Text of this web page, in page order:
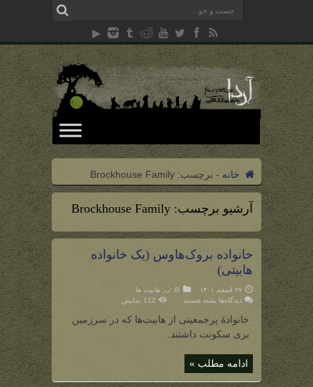
خانه - برچسب: Brockhouse Family
آرشیو برچسب: Brockhouse Family
خانواده بروک‌هاوس (یک خانواده
هابیتی)
۲۷ اسفند ۱۴۰۱ B ب هابیت ها
دیدگاه‌ها برای
(یک
هابیتی)
بسته هستند 112 نمایش
خانوادۀ پرجمعیتی از هابیت‌ها که در سرزمین
بری سکونت داشتند.
ادامه مطلب »